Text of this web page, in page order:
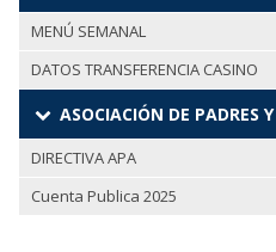
MENÚ SEMANAL
DATOS TRANSFERENCIA CASINO
ASOCIACIÓN DE PADRES
DIRECTIVA APA
Cuenta Publica 2025